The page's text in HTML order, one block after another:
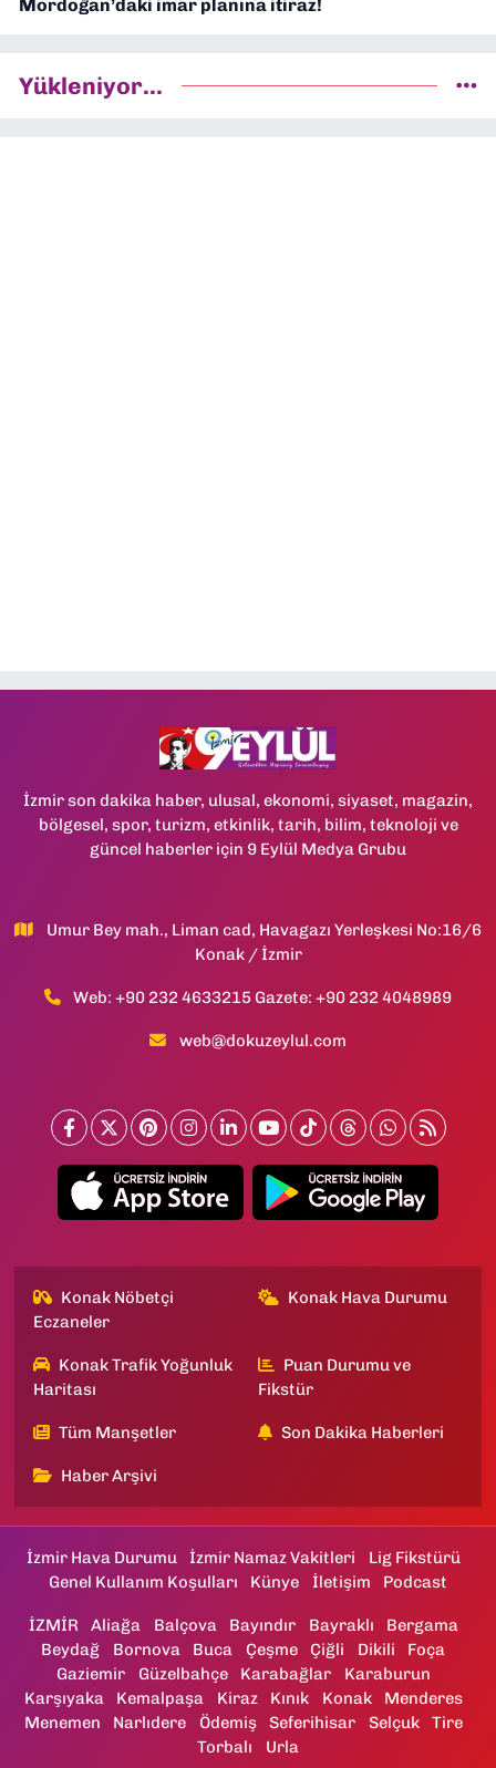
Mordoğan’daki imar planına itiraz!
Yükleniyor...
İzmir son dakika haber, ulusal, ekonomi, siyaset, magazin,
bölgesel, spor, turizm, etkinlik, tarih, bilim, teknoloji ve
güncel haberler için 9 Eylül Medya Grubu
Umur Bey mah., Liman cad, Havagazı Yerleşkesi No:16/6
Konak / İzmir
Web: +90 232 4633215 Gazete: +90 232 4048989
web@dokuzeylul.com
Konak Nöbetçi
Eczaneler
Konak Hava Durumu
Konak Trafik Yoğunluk
Haritası
Puan Durumu ve
Fikstür
Tüm Manşetler Son Dakika Haberleri
Haber Arşivi
İzmir Hava Durumu İzmir Namaz Vakitleri
Lig Fikstürü
Genel Kullanım Koşulları
Künye İletişim Podcast
İZMİR Aliağa Balçova Bayındır Bayraklı
Bergama
Beydağ
Bornova Buca Çeşme Çiğli Dikili
Foça
Gaziemir
Güzelbahçe Karabağlar
Karaburun
Karşıyaka
Kemalpaşa Kiraz Kınık Konak
Menderes
Menemen
Narlıdere Ödemiş Seferihisar Selçuk
Tire
Torbalı
Urla